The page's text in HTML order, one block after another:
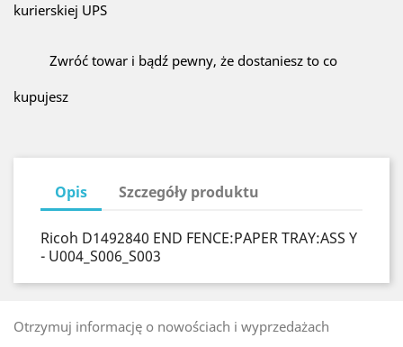
kurierskiej UPS
Zwróć towar i bądź pewny, że dostaniesz to co
kupujesz
Opis Szczegóły produktu
Ricoh D1492840 END FENCE:PAPER TRAY:ASS Y
- U004_S006_S003
Otrzymuj informację o nowościach i wyprzedażach